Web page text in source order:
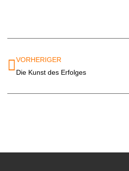
VORHERIGER
Die Kunst des Erfolges